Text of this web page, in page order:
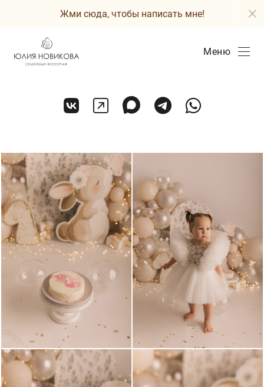
Жми сюда, чтобы написать мне!
Меню